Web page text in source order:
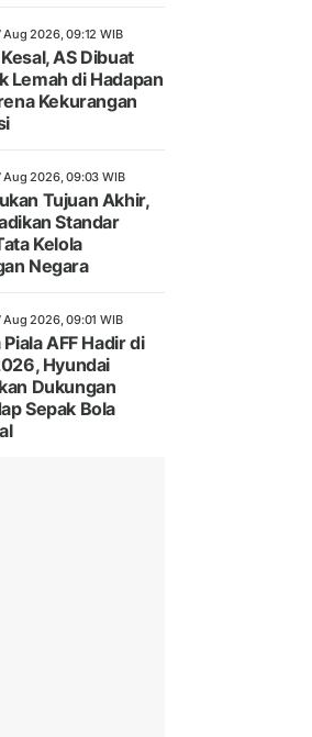
Aug 2026, 09:12 WIB
AS Dibuat
Lemah di Hadapan
Kekurangan
Aug 2026, 09:03 WIB
Tujuan Akhir,
Standar
Kelola
Negara
Aug 2026, 09:01 WIB
AFF Hadir di
Hyundai
Dukungan
Sepak Bola